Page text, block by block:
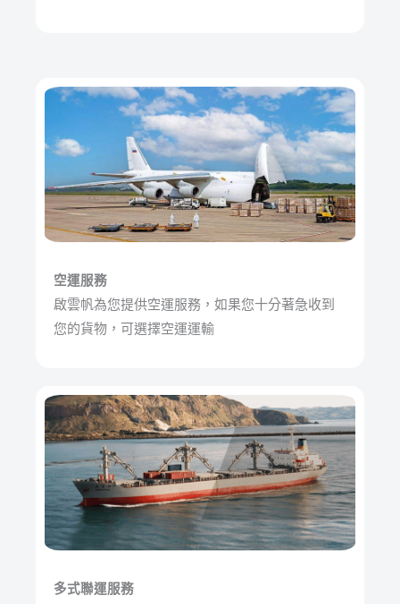
空運服務
啟雲帆為您提供空運服務，如果您十分著急收到
您的貨物，可選擇空運運輸
多式聯運服務